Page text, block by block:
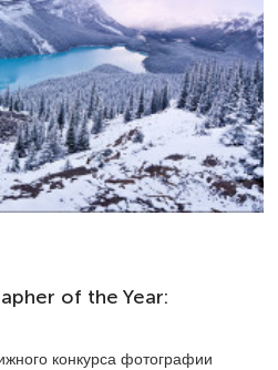
of the Year:
конкурса фотографии